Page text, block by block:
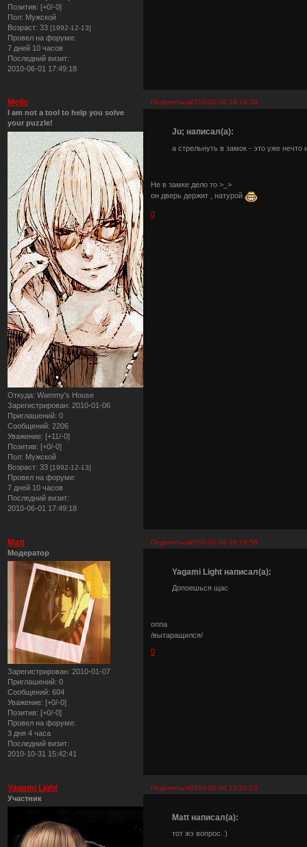
Позитив: [+0/-0]
Пол: Мужской
Возраст: 33 [1992-12-13]
Провел на форуме:
7 дней 10 часов
Последний визит:
2010-06-01 17:49:18
Поделиться2010-01-30 18:19:39
Mello
I am not a tool to help you solve
your puzzle!
Откуда: Wammy's House
Зарегистрирован: 2010-01-06
Приглашений: 0
Сообщений: 2206
Уважение: [+11/-0]
Позитив: [+0/-0]
Пол: Мужской
Возраст: 33 [1992-12-13]
Провел на форуме:
7 дней 10 часов
Последний визит:
2010-06-01 17:49:18
Ju; написал(а):
а стрельнуть в замок - это уже нечто
Не в замке дело то >_>
он дверь держит , натурой
0
Поделиться2010-01-30 18:19:56
Matt
Модератор
Зарегистрирован: 2010-01-07
Приглашений: 0
Сообщений: 604
Уважение: [+0/-0]
Позитив: [+0/-0]
Провел на форуме:
3 дня 4 часа
Последний визит:
2010-10-31 15:42:41
Yagami Light написал(а):
Допоешься щас
оппа
/вытаращился/
0
Поделиться2010-01-30 18:20:23
Yagami Light
Участник
Matt написал(а):
тот жэ вопрос. )